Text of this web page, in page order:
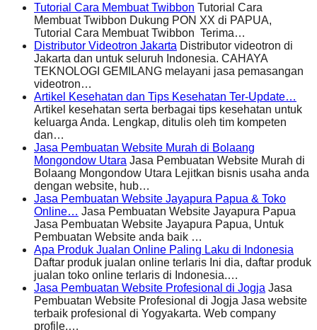
Tutorial Cara Membuat Twibbon Tutorial Cara
Membuat Twibbon Dukung PON XX di PAPUA,
Tutorial Cara Membuat Twibbon Terima…
Distributor Videotron Jakarta Distributor videotron di
Jakarta dan untuk seluruh Indonesia. CAHAYA
TEKNOLOGI GEMILANG melayani jasa pemasangan
videotron…
Artikel Kesehatan dan Tips Kesehatan Ter-Update…
Artikel kesehatan serta berbagai tips kesehatan untuk
keluarga Anda. Lengkap, ditulis oleh tim kompeten
dan…
Jasa Pembuatan Website Murah di Bolaang
Mongondow Utara Jasa Pembuatan Website Murah di
Bolaang Mongondow Utara Lejitkan bisnis usaha anda
dengan website, hub…
Jasa Pembuatan Website Jayapura Papua & Toko
Online… Jasa Pembuatan Website Jayapura Papua
Jasa Pembuatan Website Jayapura Papua, Untuk
Pembuatan Website anda baik …
Apa Produk Jualan Online Paling Laku di Indonesia
Daftar produk jualan online terlaris Ini dia, daftar produk
jualan toko online terlaris di Indonesia.…
Jasa Pembuatan Website Profesional di Jogja Jasa
Pembuatan Website Profesional di Jogja Jasa website
terbaik profesional di Yogyakarta. Web company
profile,…